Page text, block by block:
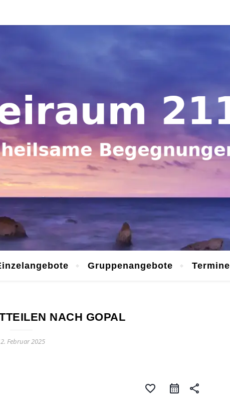
Gruppenangebote Termine
NACH GOPAL
Februar 2025
favorite_border share